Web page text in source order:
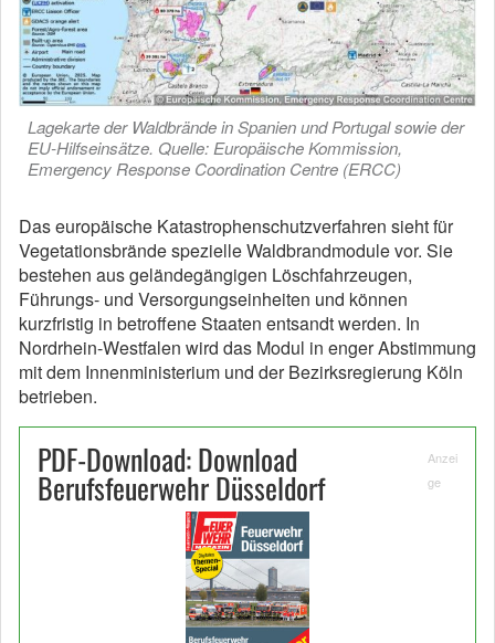
Lagekarte der Waldbrände in Spanien und Portugal sowie der
EU-Hilfseinsätze. Quelle: Europäische Kommission,
Emergency Response Coordination Centre (ERCC)
Das europäische Katastrophenschutzverfahren sieht für
Vegetationsbrände spezielle Waldbrandmodule vor. Sie
bestehen aus geländegängigen Löschfahrzeugen,
Führungs- und Versorgungseinheiten und können
kurzfristig in betroffene Staaten entsandt werden. In
Nordrhein-Westfalen wird das Modul in enger Abstimmung
mit dem Innenministerium und der Bezirksregierung Köln
betrieben.
PDF-Download: Download
Berufsfeuerwehr Düsseldorf
Anzei
ge